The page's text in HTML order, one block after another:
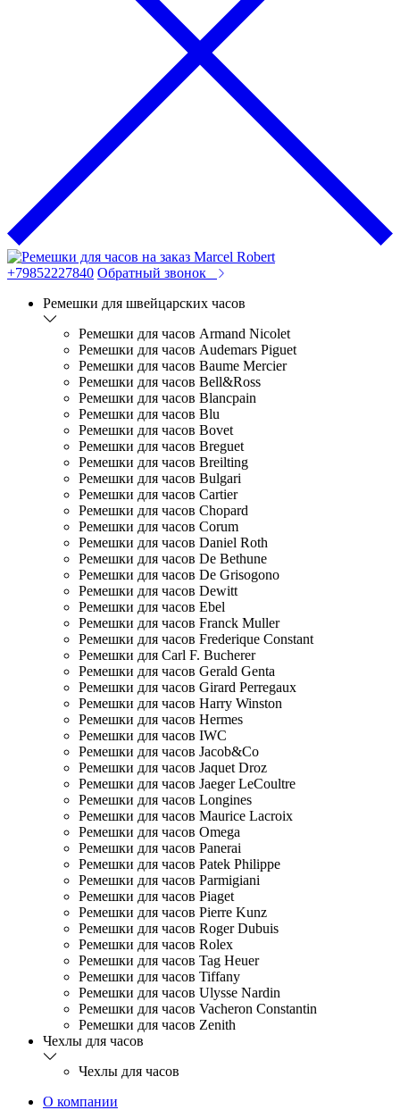
+79852227840 Обратный звонок
Ремешки для швейцарских часов
Ремешки для часов Armand Nicolet
Ремешки для часов Audemars Piguet
Ремешки для часов Baume Mercier
Ремешки для часов Bell&Ross
Ремешки для часов Blancpain
Ремешки для часов Blu
Ремешки для часов Bovet
Ремешки для часов Breguet
Ремешки для часов Breilting
Ремешки для часов Bulgari
Ремешки для часов Cartier
Ремешки для часов Chopard
Ремешки для часов Corum
Ремешки для часов Daniel Roth
Ремешки для часов De Bethune
Ремешки для часов De Grisogono
Ремешки для часов Dewitt
Ремешки для часов Ebel
Ремешки для часов Franck Muller
Ремешки для часов Frederique Constant
Ремешки для Carl F. Bucherer
Ремешки для часов Gerald Genta
Ремешки для часов Girard Perregaux
Ремешки для часов Harry Winston
Ремешки для часов Hermes
Ремешки для часов IWC
Ремешки для часов Jacob&Co
Ремешки для часов Jaquet Droz
Ремешки для часов Jaeger LeCoultre
Ремешки для часов Longines
Ремешки для часов Maurice Lacroix
Ремешки для часов Omega
Ремешки для часов Panerai
Ремешки для часов Patek Philippe
Ремешки для часов Parmigiani
Ремешки для часов Piaget
Ремешки для часов Pierre Kunz
Ремешки для часов Roger Dubuis
Ремешки для часов Rolex
Ремешки для часов Tag Heuer
Ремешки для часов Tiffany
Ремешки для часов Ulysse Nardin
Ремешки для часов Vacheron Constantin
Ремешки для часов Zenith
Чехлы для часов
Чехлы для часов
О компании